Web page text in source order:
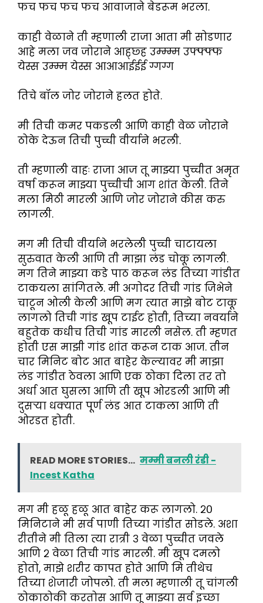
फच फच फच फच आवाजाने बेडरूम भरला.
काही वेळाने ती म्हणाली राजा आता मी सोडणार
आहे मला जव जोराने आह्छ्ह उम्म्म्म उफ्फ्फ्फ
येस्स उम्म्म येस्स आआआईईई ग्गग्ग
तिचे बॉल जोर जोराने हलत होते.
मी तिची कमर पकडली आणि काही वेळ जोराने
ठोके देऊन तिची पुच्ची वीर्याने भरली.
ती म्हणाली वाहः राजा आज तू माझ्या पुच्चीत अमृत
वर्षा करून माझ्या पुच्चीची आग शांत केली. तिने
मला मिठी मारली आणि जोर जोराने कीस करु
लागली.
मग मी तिची वीर्याने भरलेली पुच्ची चाटायला
सुरुवात केली आणि ती माझा लंड चोकू लागली.
मग तिने माझ्या कडे पाठ करून लंड तिच्या गांडीत
टाकयला सांगितले. मी अगोदर तिची गांड जिभेने
चाटून ओली केली आणि मग त्यात माझे बोट टाकू
लागलो तिची गांड खूप टाईट होती, तिच्या नवर्याने
बहुतेक कधीच तिची गांड मारली नसेल. ती म्हणत
होती एस माझी गांड शांत करून टाक आज. तीन
चार मिनिट बोट आत बाहेर केल्यावर मी माझा
लंड गांडीत ठेवला आणि एक ठोका दिला तर तो
अर्धा आत घुसला आणि ती खूप ओरडली आणि मी
दुसऱ्या धक्यात पूर्ण लंड आत टाकला आणि ती
ओरडत होती.
READ MORE STORIES... मम्मी बनली रंडी -
Incest Katha
मग मी हळू हळू आत बाहेर करू लागलो. २०
मिनिटाने मी सर्व पाणी तिच्या गांडीत सोडले. अशा
रीतीने मी तिला त्या रात्री ३ वेळा पुच्चीत जवले
आणि २ वेळा तिची गांड मारली. मी खूप दमलो
होतो, माझे शरीर कापत होते आणि मि तीथेच
तिच्या शेजारी जोपलो. ती मला म्हणाली तू चांगली
ठोकाठोकी करतोस आणि तू माझ्या सर्व इच्छा